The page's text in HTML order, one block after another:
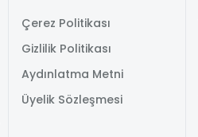
Çerez Politikası
Gizlilik Politikası
Aydınlatma Metni
Üyelik Sözleşmesi